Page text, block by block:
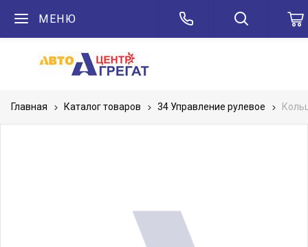
МЕНЮ
Главная Каталог товаров 34 Управление рулевое